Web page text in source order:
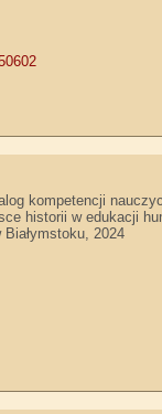
kompetencji
historii w edukacji
2024